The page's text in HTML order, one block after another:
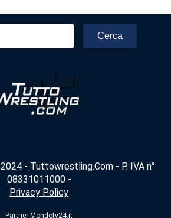
- Tuttowrestling.Com - P. IVA n°
08331011000 -
Privacy Policy
Partner Mondotv24.it